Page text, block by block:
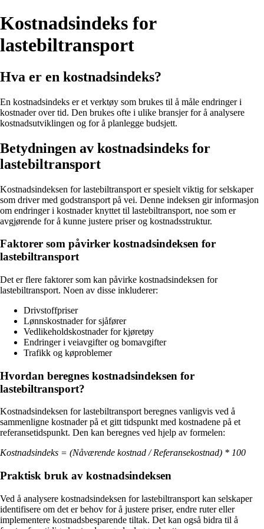
Kostnadsindeks for
lastebiltransport
Hva er en kostnadsindeks?
En kostnadsindeks er et verktøy som brukes til å måle endringer i
kostnader over tid. Den brukes ofte i ulike bransjer for å analysere
kostnadsutviklingen og for å planlegge budsjett.
Betydningen av kostnadsindeks for
lastebiltransport
Kostnadsindeksen for lastebiltransport er spesielt viktig for selskaper
som driver med godstransport på vei. Denne indeksen gir informasjon
om endringer i kostnader knyttet til lastebiltransport, noe som er
avgjørende for å kunne justere priser og kostnadsstruktur.
Faktorer som påvirker kostnadsindeksen for
lastebiltransport
Det er flere faktorer som kan påvirke kostnadsindeksen for
lastebiltransport. Noen av disse inkluderer:
Drivstoffpriser
Lønnskostnader for sjåfører
Vedlikeholdskostnader for kjøretøy
Endringer i veiavgifter og bomavgifter
Trafikk og køproblemer
Hvordan beregnes kostnadsindeksen for
lastebiltransport?
Kostnadsindeksen for lastebiltransport beregnes vanligvis ved å
sammenligne kostnader på et gitt tidspunkt med kostnadene på et
referansetidspunkt. Den kan beregnes ved hjelp av formelen:
Kostnadsindeks = (Nåværende kostnad / Referansekostnad) * 100
Praktisk bruk av kostnadsindeksen
Ved å analysere kostnadsindeksen for lastebiltransport kan selskaper
identifisere om det er behov for å justere priser, endre ruter eller
implementere kostnadsbesparende tiltak. Det kan også bidra til å